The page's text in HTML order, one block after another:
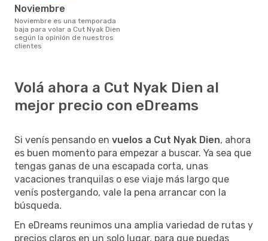
noviembre
noviembre es una temporada
baja para volar a Cut Nyak Dien
según la opinión de nuestros
clientes
Volá ahora a Cut Nyak Dien al
mejor precio con eDreams
Si venís pensando en vuelos a Cut Nyak Dien, ahora
es buen momento para empezar a buscar. Ya sea que
tengas ganas de una escapada corta, unas
vacaciones tranquilas o ese viaje más largo que
venís postergando, vale la pena arrancar con la
búsqueda.
En eDreams reunimos una amplia variedad de rutas y
precios claros en un solo lugar, para que puedas